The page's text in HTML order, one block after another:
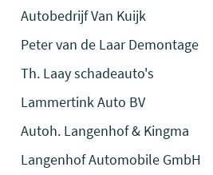
Autobedrijf Van Kuijk
Peter van de Laar Demontage
Th. Laay schadeauto's
Lammertink Auto BV
Autoh. Langenhof & Kingma
Langenhof Automobile GmbH